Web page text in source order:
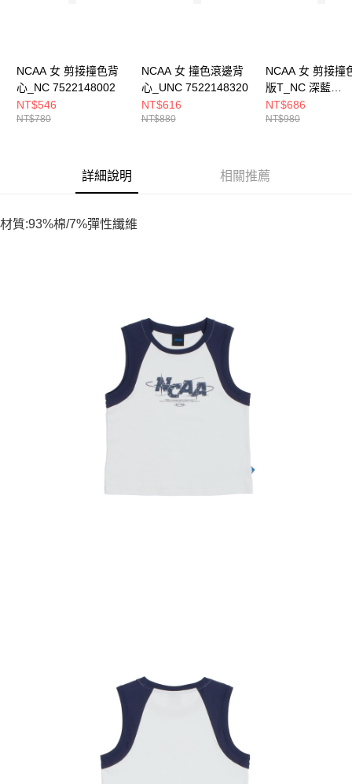
NCAA 女 剪接撞色背
心_NC 7522148002
NT$546
NT$780
NCAA 女 撞色滾邊背
心_UNC 7522148320
NT$616
NT$880
NCAA 女 剪接撞
版T_NC 深藍
7522100680
NT$686
NT$980
詳細說明 相關推薦
材質:93%棉/7%彈性纖維